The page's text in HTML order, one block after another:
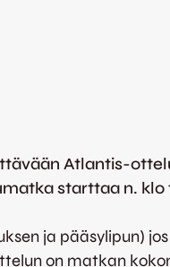
Atlantis-
starttaa n.
ja pääsylipun)
on matkan